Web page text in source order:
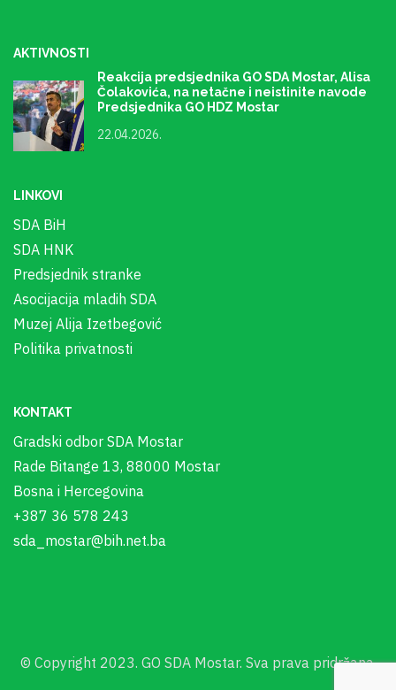
AKTIVNOSTI
Reakcija predsjednika GO SDA Mostar, Alisa
Čolakovića, na netačne i neistinite navode
Predsjednika GO HDZ Mostar
22.04.2026.
LINKOVI
SDA BiH
SDA HNK
Predsjednik stranke
Asocijacija mladih SDA
Muzej Alija Izetbegović
Politika privatnosti
KONTAKT
Gradski odbor SDA Mostar
Rade Bitange 13, 88000 Mostar
Bosna i Hercegovina
+387 36 578 243
sda_mostar@bih.net.ba
© Copyright 2023. GO SDA Mostar. Sva prava pridržana.